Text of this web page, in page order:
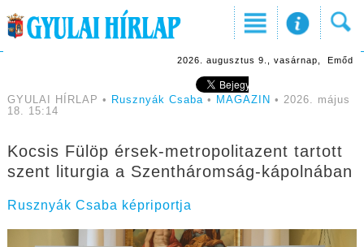
2026. augusztus 9., vasárnap, Emőd
GYULAI HÍRLAP • Rusznyák Csaba• MAGAZIN • 2026. május
18. 15:14
Kocsis Fülöp érsek-metropolitazent tartott
szent liturgia a Szentháromság-kápolnában
Rusznyák Csaba képriportja